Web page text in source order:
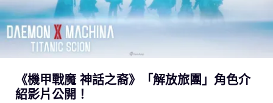
《機甲戰魔 神話之裔》「解放旅團」角色介
紹影片公開！